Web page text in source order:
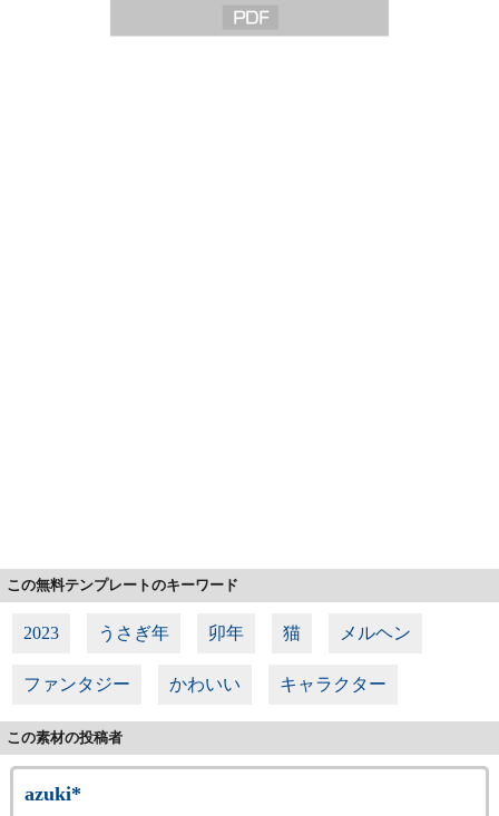
この無料テンプレートのキーワード
2023 うさぎ年 卯年 猫 メルヘン
ファンタジー かわいい キャラクター
この素材の投稿者
azuki*